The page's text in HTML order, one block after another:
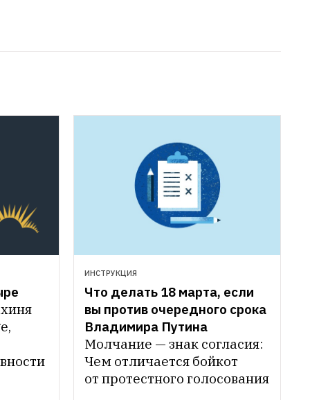
ИНСТРУКЦИЯ
Что делать 18 марта, если
вы против очередного срока
Молчание — знак согласия:
Чем отличается бойкот
от протестного голосования